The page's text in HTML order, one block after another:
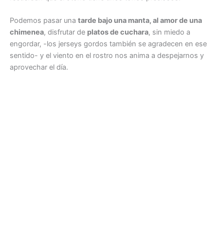
Podemos pasar una tarde bajo una manta, al amor de una
chimenea, disfrutar de platos de cuchara, sin miedo a
engordar, -los jerseys gordos también se agradecen en ese
sentido- y el viento en el rostro nos anima a despejarnos y
aprovechar el día.